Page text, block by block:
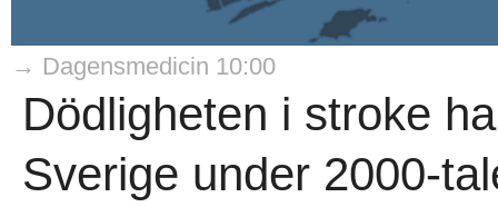
→ Dagensmedicin 10:00
Dödligheten i stroke
Sverige under 2000-